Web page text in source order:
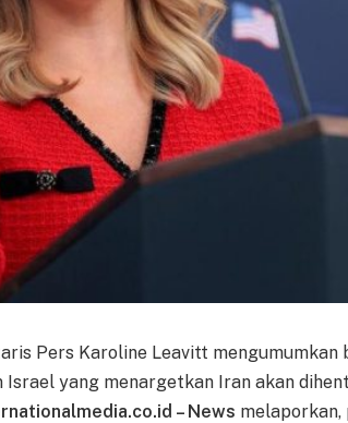
Pers Karoline Leavitt mengumumkan
yang menargetkan Iran akan
– News